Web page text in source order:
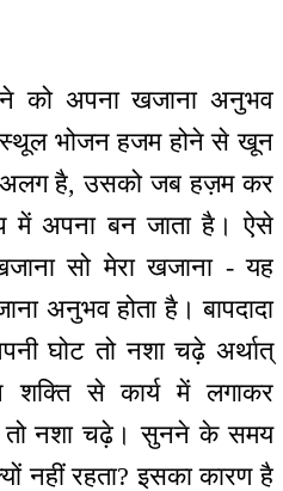
को अपना खजाना अनुभव
भोजन हजम होने से खून
अलग है, उसको जब हज़म कर
अपना बन जाता है। ऐसे
सो मेरा खजाना - यह
अनुभव होता है। बापदादा
घोट तो नशा चढ़े अर्थात्
से कार्य में लगाकर
तो नशा चढ़े। सुनने के समय
नहीं रहता? इसका कारण है